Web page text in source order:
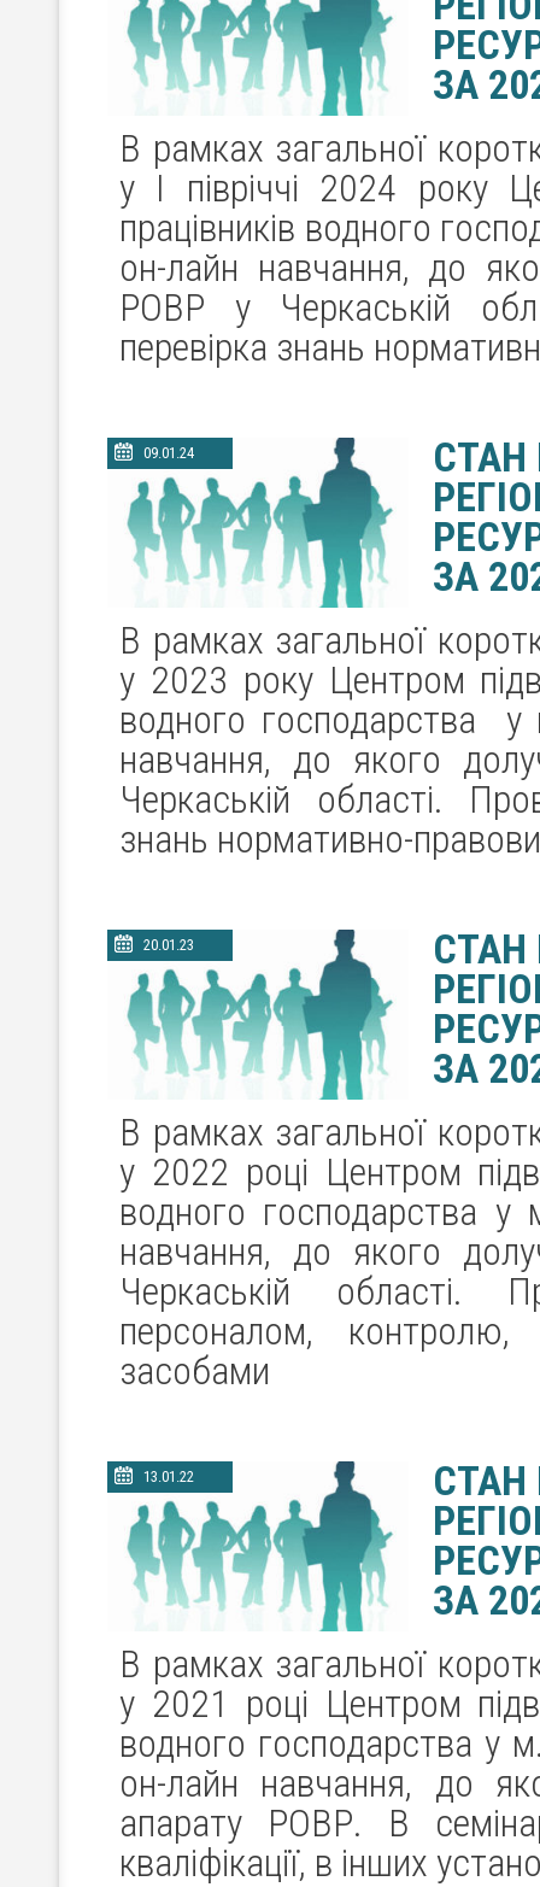
ЗА
В рамках загальної
у І півріччі 2024 року
працівників водного
он-лайн навчання, до
РОВР у Черкаській
перевірка знань
09.01.24
СТАН
ЗА
В рамках загальної
у 2023 року Центром
водного господарства у
навчання, до якого
Черкаській області.
знань нормативно-
20.01.23
СТАН
ЗА
В рамках загальної
у 2022 році Центром
водного господарства у
навчання, до якого
Черкаській області.
персоналом, контролю,
засобами
13.01.22
СТАН
ЗА
В рамках загальної
у 2021 році Центром
водного господарства у
он-лайн навчання, до
апарату РОВР. В
кваліфікації, в інших